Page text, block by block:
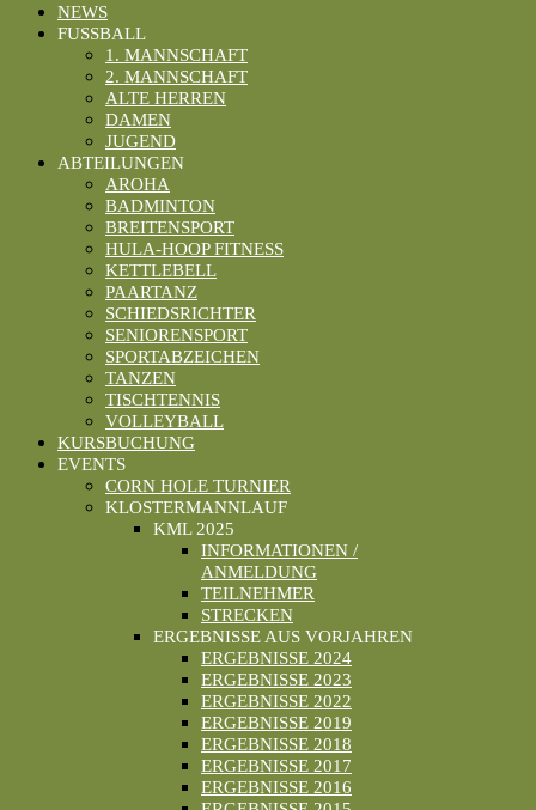
NEWS
FUSSBALL
1. MANNSCHAFT
2. MANNSCHAFT
ALTE HERREN
DAMEN
JUGEND
ABTEILUNGEN
AROHA
BADMINTON
BREITENSPORT
HULA-HOOP FITNESS
KETTLEBELL
PAARTANZ
SCHIEDSRICHTER
SENIORENSPORT
SPORTABZEICHEN
TANZEN
TISCHTENNIS
VOLLEYBALL
KURSBUCHUNG
EVENTS
CORN HOLE TURNIER
KLOSTERMANNLAUF
KML 2025
INFORMATIONEN /
ANMELDUNG
TEILNEHMER
STRECKEN
ERGEBNISSE AUS VORJAHREN
ERGEBNISSE 2024
ERGEBNISSE 2023
ERGEBNISSE 2022
ERGEBNISSE 2019
ERGEBNISSE 2018
ERGEBNISSE 2017
ERGEBNISSE 2016